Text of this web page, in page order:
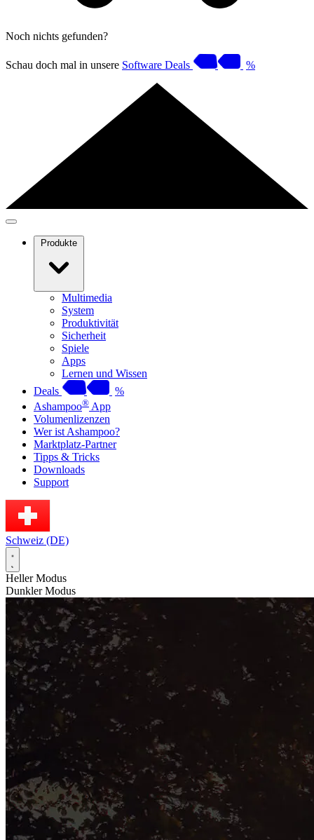
Noch nichts gefunden?
Schau doch mal in unsere Software Deals %
Produkte
Multimedia
System
Produktivität
Sicherheit
Spiele
Apps
Lernen und Wissen
Deals
%
Ashampoo® App
Volumenlizenzen
Wer ist Ashampoo?
Marktplatz-Partner
Tipps & Tricks
Downloads
Support
Schweiz (DE)
Heller Modus
Dunkler Modus